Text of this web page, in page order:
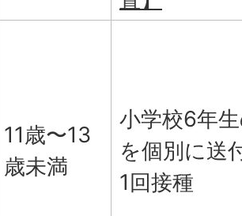
11歳〜13
歳未満
小学校6年
を個別に送
1回接種